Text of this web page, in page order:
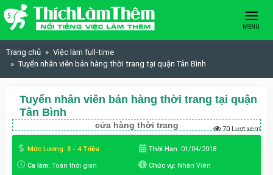
Skip to content
MENU
Trang chủ
Việc làm full-time
Tuyển nhân viên bán hàng thời trang tại quận Tân Bình
Tuyển nhân viên bán hàng thời trang tại quận
Tân Bình
cửa hàng thời trang 70 Lượt xem
Mức Lương: 3 - 4 Triệu Thời Hạn: 01/04/2018
Ca làm: Toàn thời gian Chức vụ: Nhân Viên